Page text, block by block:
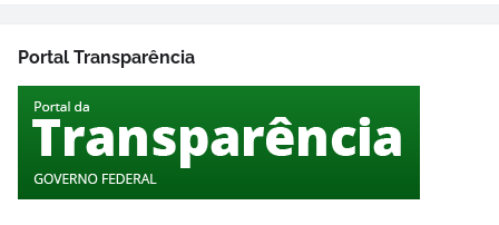
Portal Transparência